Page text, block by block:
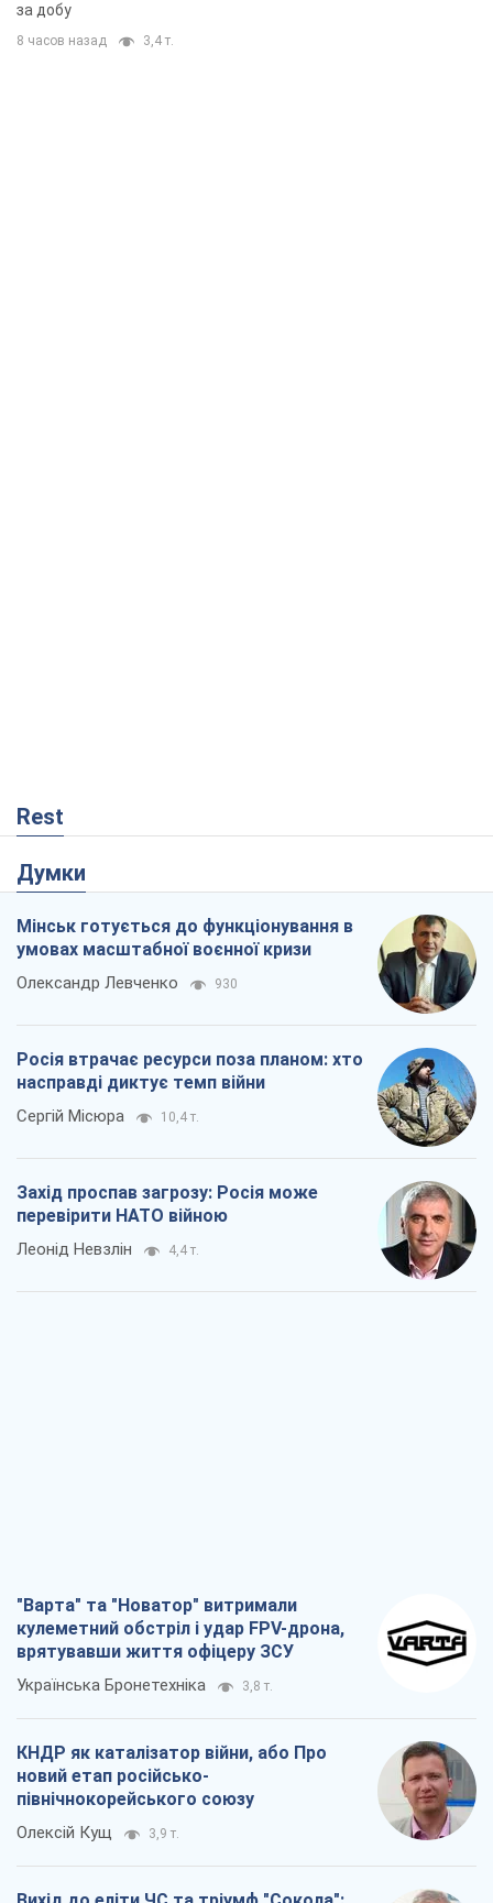
за добу
8 часов назад 3,4 т.
Rest
Думки
Мінськ готується до функціонування в
умовах масштабної воєнної кризи
Олександр Левченко 930
Росія втрачає ресурси поза планом: хто
насправді диктує темп війни
Сергій Місюра 10,4 т.
Захід проспав загрозу: Росія може
перевірити НАТО війною
Леонід Невзлін 4,4 т.
"Варта" та "Новатор" витримали
кулеметний обстріл і удар FPV-дрона,
врятувавши життя офіцеру ЗСУ
Українська Бронетехніка 3,8 т.
КНДР як каталізатор війни, або Про
новий етап російсько-
північнокорейського союзу
Олексій Кущ 3,9 т.